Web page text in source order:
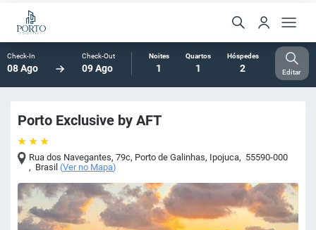
Check-In
08 Ago
Check-Out
09 Ago
Noites
1
Quartos
1
Hóspedes
2 Editar
Porto Exclusive by AFT
Rua dos Navegantes, 79c, Porto de Galinhas, Ipojuca, 55590-000
, Brasil (Ver no Mapa)